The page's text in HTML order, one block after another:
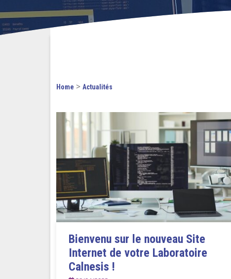
Home > Actualités
Bienvenu sur le nouveau Site
Internet de votre Laboratoire
Calnesis !